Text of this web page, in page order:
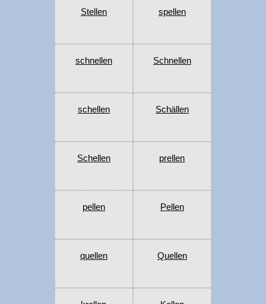
Stellen spellen
schnellen Schnellen
schellen Schällen
Schellen prellen
pellen Pellen
quellen Quellen